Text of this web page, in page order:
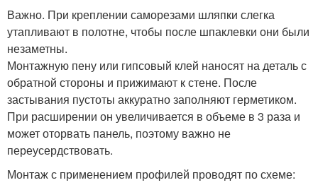
Важно. При креплении саморезами шляпки слегка
утапливают в полотне, чтобы после шпаклевки они были
незаметны.
Монтажную пену или гипсовый клей наносят на деталь с
обратной стороны и прижимают к стене. После
застывания пустоты аккуратно заполняют герметиком.
При расширении он увеличивается в объеме в 3 раза и
может оторвать панель, поэтому важно не
переусердствовать.
Монтаж с применением профилей проводят по схеме: